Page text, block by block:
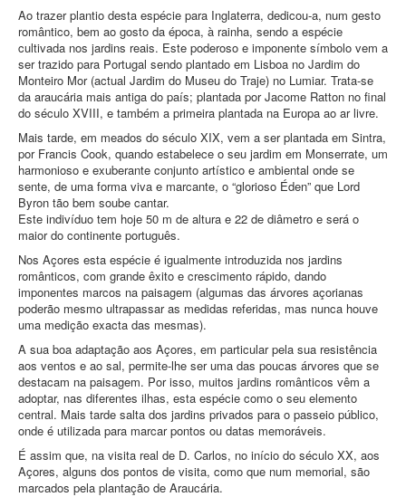
Ao trazer plantio desta espécie para Inglaterra, dedicou‑a, num gesto
romântico, bem ao gosto da época, à rainha, sendo a espécie
cultivada nos jardins reais. Este poderoso e imponente símbolo vem a
ser trazido para Portugal sendo plantado em Lisboa no Jardim do
Monteiro Mor (actual Jardim do Museu do Traje) no Lumiar. Trata‑se
da araucária mais antiga do país; plantada por Jacome Ratton no final
do século XVIII, e também a primeira plantada na Europa ao ar livre.
Mais tarde, em meados do século XIX, vem a ser plantada em Sintra,
por Francis Cook, quando estabelece o seu jardim em Monserrate, um
harmonioso e exuberante conjunto artístico e ambiental onde se
sente, de uma forma viva e marcante, o “glorioso Éden” que Lord
Byron tão bem soube cantar.
Este indivíduo tem hoje 50 m de altura e 22 de diâmetro e será o
maior do continente português.
Nos Açores esta espécie é igualmente introduzida nos jardins
românticos, com grande êxito e crescimento rápido, dando
imponentes marcos na paisagem (algumas das árvores açorianas
poderão mesmo ultrapassar as medidas referidas, mas nunca houve
uma medição exacta das mesmas).
A sua boa adaptação aos Açores, em particular pela sua resistência
aos ventos e ao sal, permite‑lhe ser uma das poucas árvores que se
destacam na paisagem. Por isso, muitos jardins românticos vêm a
adoptar, nas diferentes ilhas, esta espécie como o seu elemento
central. Mais tarde salta dos jardins privados para o passeio público,
onde é utilizada para marcar pontos ou datas memoráveis.
É assim que, na visita real de D. Carlos, no início do século XX, aos
Açores, alguns dos pontos de visita, como que num memorial, são
marcados pela plantação de Araucária.